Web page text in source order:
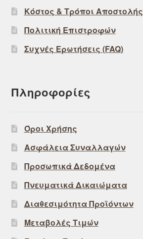
Κόστος & Τρόποι Αποστολής
Πολιτική Επιστροφών
Συχνές Ερωτήσεις (FAQ)
Πληροφορίες
Όροι Χρήσης
Ασφάλεια Συναλλαγών
Προσωπικά Δεδομένα
Πνευματικά Δικαιώματα
Διαθεσιμότητα Προϊόντων
Μεταβολές Τιμών